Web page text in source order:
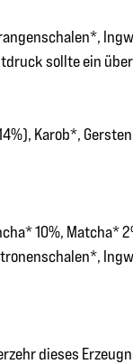
sollte ein
Karob*,
10%,
dieses